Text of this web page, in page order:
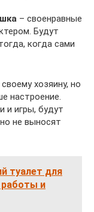
– своенравные
Будут
когда сами
хозяину, но
настроение.
и игры, будут
не выносят
туалет для
и